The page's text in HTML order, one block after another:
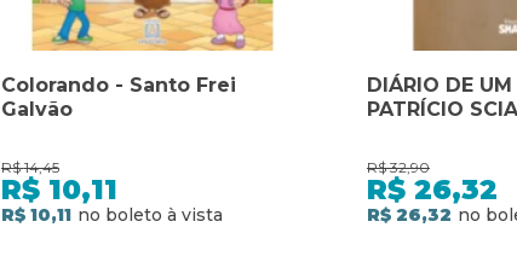
Colorando - Santo Frei
Galvão
R$ 14,45
R$ 10,11
R$ 10,11
DIÁRIO DE UM
PATRÍCIO
R$ 32,90
R$ 26,32
R$ 26,32